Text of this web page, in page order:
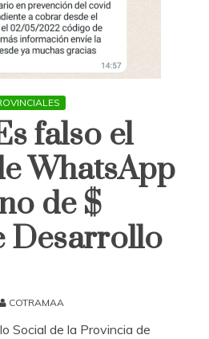
falso el
WhatsApp
de $
Desarrollo
COTRAMAA
Social de la Provincia de